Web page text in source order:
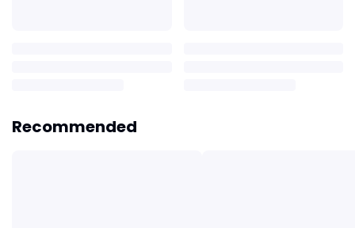
Recommended